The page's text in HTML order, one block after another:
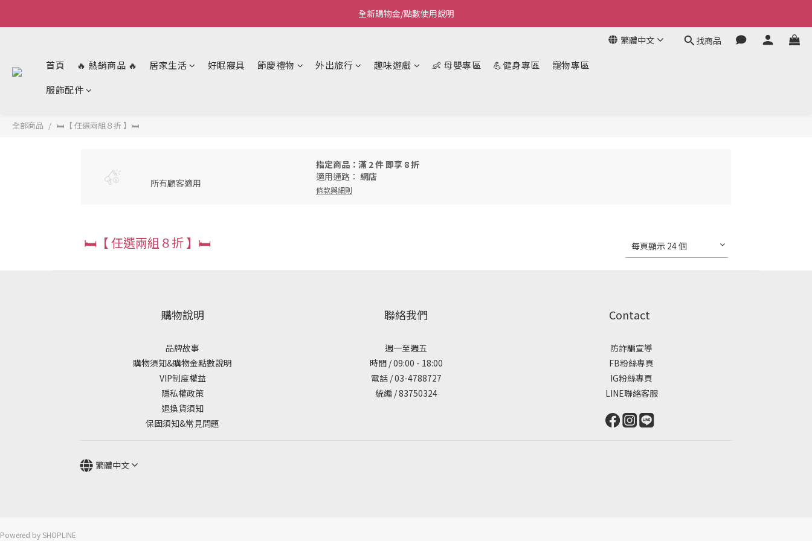
Welcome~私藏生活~
全新購物金/點數使用說明
繁體中文 找商品
首頁 🔥 熱銷商品 🔥 居家生活 好眠寢具 節慶禮物 外出旅行 趣味遊戲 👶 母嬰專區 💪健身專區
寵物專區
服飾配件
全部商品 🛏【 任選兩組８折 】🛏
所有顧客適用
指定商品：滿 2 件 即享 8 折
適用通路： 網店
條款與細則
🛏【 任選兩組８折 】🛏 每頁顯示 24 個
購物說明
品牌故事
購物須知&購物金點數說明
VIP制度權益
隱私權政策
退換貨須知
保固須知&常見問題
聯絡我們
週一至週五
時間 / 09:00 - 18:00
電話 / 03-4788727
統編 / 83750324
Contact
防詐騙宣導
FB粉絲專頁
IG粉絲專頁
LINE聯絡客服
繁體中文
Powered by SHOPLINE